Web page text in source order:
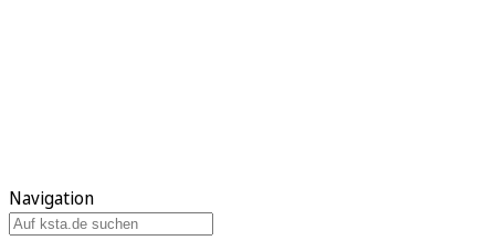
Navigation